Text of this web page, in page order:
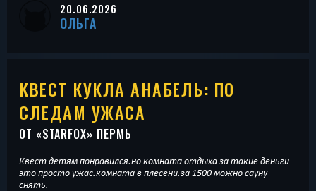
20.06.2026
ОЛЬГА
КВЕСТ КУКЛА АНАБЕЛЬ: ПО
СЛЕДАМ УЖАСА
ОТ «STARFOX» ПЕРМЬ
Квест детям понравился.но комната отдыха за такие деньги
это просто ужас.комната в плесени.за 1500 можно сауну
снять.